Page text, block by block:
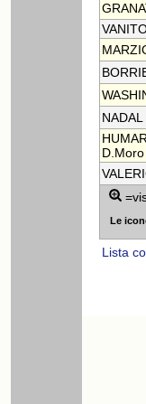
D.Moro
Le
Lista